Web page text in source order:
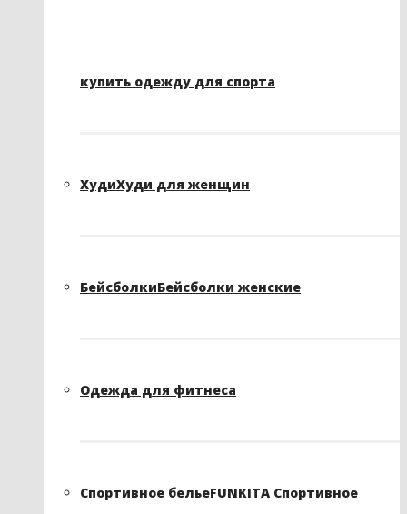
купить одежду для спорта
ХудиХуди для женщин
БейсболкиБейсболки женские
Одежда для фитнеса
Спортивное бельеFUNKITA Спортивное